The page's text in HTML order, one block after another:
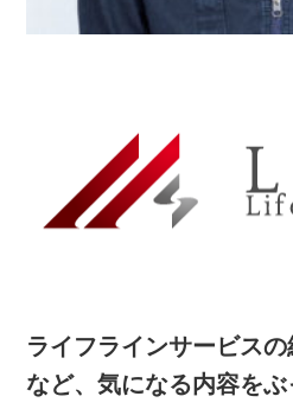
ライフラインサービス
など、気になる内容をぶ